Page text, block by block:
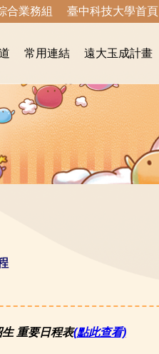
合業務組 臺中科技大學首頁
常用連結 遠大玉成計畫
重要日程表(點此查看)